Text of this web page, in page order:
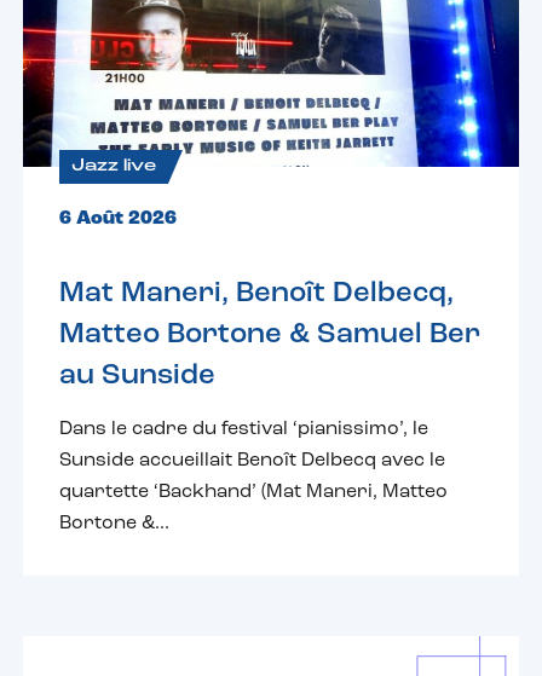
Jazz live
6 Août 2026
Mat Maneri, Benoît Delbecq,
Matteo Bortone & Samuel Ber
au Sunside
Dans le cadre du festival ‘pianissimo’, le
Sunside accueillait Benoît Delbecq avec le
quartette ‘Backhand’ (Mat Maneri, Matteo
Bortone &...